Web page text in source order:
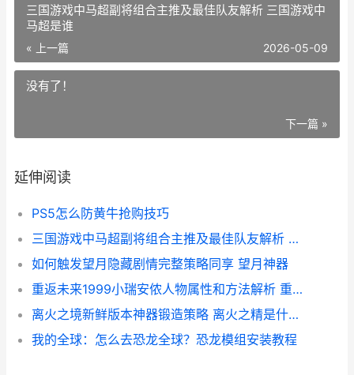
三国游戏中马超副将组合主推及最佳队友解析 三国游戏中
马超是谁
« 上一篇 2026-05-09
没有了！
下一篇 »
延伸阅读
PS5怎么防黄牛抢购技巧
三国游戏中马超副将组合主推及最佳队友解析 三国游戏中马超是谁
如何触发望月隐藏剧情完整策略同享 望月神器
重返未来1999小瑞安侬人物属性和方法解析 重返未来1999小米渠道服怎么转官服
离火之境新鲜版本神器锻造策略 离火之精是什么意思
我的全球：怎么去恐龙全球？恐龙模组安装教程